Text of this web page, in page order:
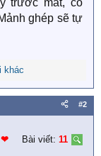
trước mắt, cô
ghép sẽ tự
khác
#2
❤︎ Bài viết: 11